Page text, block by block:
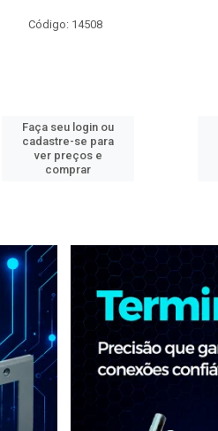
Código: 14508
Faça seu login ou
cadastre-se para
ver preços e
comprar